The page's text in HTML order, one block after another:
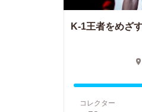
K-1王者をめざ
コレクター